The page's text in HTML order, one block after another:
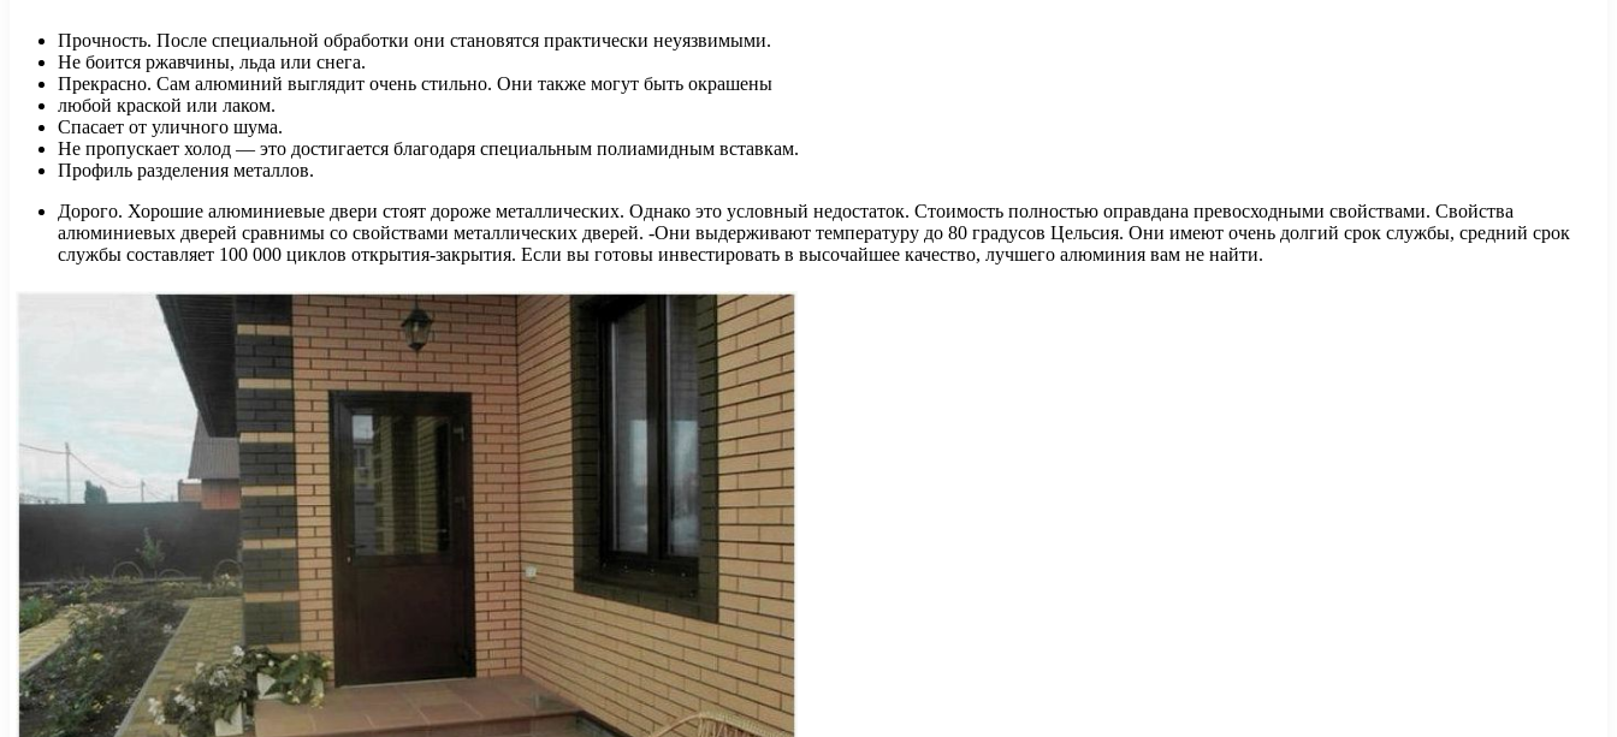
Прочность. После специальной обработки они становятся практически неуязвимыми.
Не боится ржавчины, льда или снега.
Прекрасно. Сам алюминий выглядит очень стильно. Они также могут быть окрашены
любой краской или лаком.
Спасает от уличного шума.
Не пропускает холод — это достигается благодаря специальным полиамидным вставкам.
Профиль разделения металлов.
Дорого. Хорошие алюминиевые двери стоят дороже металлических. Однако это условный недостаток. Стоимость полностью оправдана превосходными свойствами. Свойства
алюминиевых дверей сравнимы со свойствами металлических дверей. -Они выдерживают температуру до 80 градусов Цельсия. Они имеют очень долгий срок службы, средний срок
службы составляет 100 000 циклов открытия-закрытия. Если вы готовы инвестировать в высочайшее качество, лучшего алюминия вам не найти.